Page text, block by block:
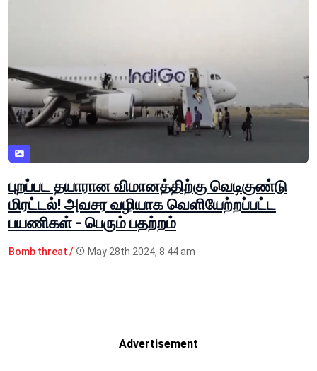
புறப்பட தயாரான விமானத்திற்கு வெடிகுண்டு
மிரட்டல்! அவசர வழியாக வெளியேற்றப்பட்ட
பயணிகள் - பெரும் பதற்றம்
Bomb threat / May 28th 2024, 8:44 am
Advertisement